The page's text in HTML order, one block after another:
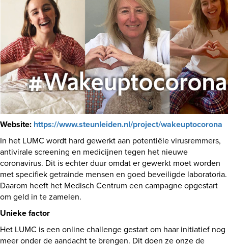
Website: https://www.steunleiden.nl/project/wakeuptocorona
In het LUMC wordt hard gewerkt aan potentiële virusremmers,
antivirale screening en medicijnen tegen het nieuwe
coronavirus. Dit is echter duur omdat er gewerkt moet worden
met specifiek getrainde mensen en goed beveiligde laboratoria.
Daarom heeft het Medisch Centrum een campagne opgestart
om geld in te zamelen.
Unieke factor
Het LUMC is een online challenge gestart om haar initiatief nog
meer onder de aandacht te brengen. Dit doen ze onze de